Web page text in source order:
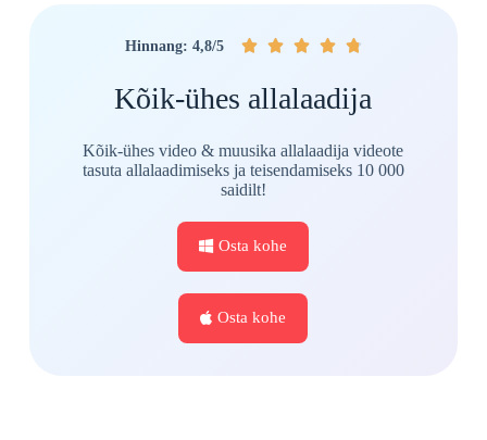
Hinnang: 4,8/5     
Kõik-ühes allalaadija
Kõik-ühes video & muusika allalaadija videote
tasuta allalaadimiseks ja teisendamiseks 10 000
saidilt!
Osta kohe
Osta kohe